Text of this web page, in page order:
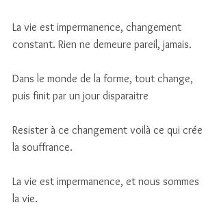
La vie est impermanence, changement
constant. Rien ne demeure pareil, jamais.
Dans le monde de la forme, tout change,
puis finit par un jour disparaitre
Resister à ce changement voilà ce qui crée
la souffrance.
La vie est impermanence, et nous sommes
la vie.